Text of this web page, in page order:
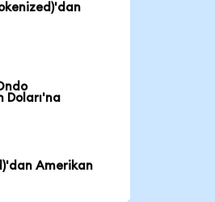
Doları'na
Amerikan